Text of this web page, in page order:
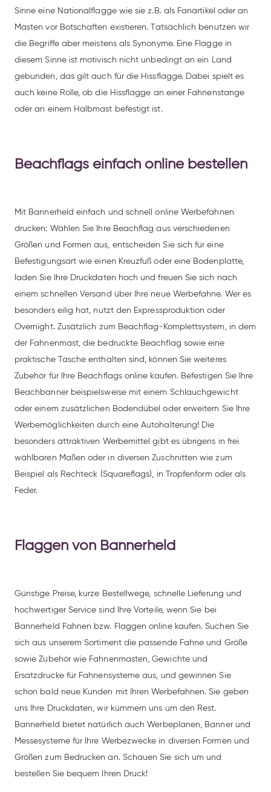
Sinne eine Nationalflagge wie sie z.B. als Fanartikel oder an
Masten vor Botschaften existieren. Tatsächlich benutzen wir
die Begriffe aber meistens als Synonyme. Eine Flagge in
diesem Sinne ist motivisch nicht unbedingt an ein Land
gebunden, das gilt auch für die Hissflagge. Dabei spielt es
auch keine Rolle, ob die Hissflagge an einer Fahnenstange
oder an einem Halbmast befestigt ist.
Beachflags einfach online bestellen
Mit Bannerheld einfach und schnell online Werbefahnen
drucken: Wählen Sie Ihre Beachflag aus verschiedenen
Größen und Formen aus, entscheiden Sie sich für eine
Befestigungsart wie einen Kreuzfuß oder eine Bodenplatte,
laden Sie Ihre Druckdaten hoch und freuen Sie sich nach
einem schnellen Versand über Ihre neue Werbefahne. Wer es
besonders eilig hat, nutzt den Expressproduktion oder
Overnight. Zusätzlich zum Beachflag-Komplettsystem, in dem
der Fahnenmast, die bedruckte Beachflag sowie eine
praktische Tasche enthalten sind, können Sie weiteres
Zubehör für Ihre Beachflags online kaufen. Befestigen Sie Ihre
Beachbanner beispielsweise mit einem Schlauchgewicht
oder einem zusätzlichen Bodendübel oder erweitern Sie Ihre
Werbemöglichkeiten durch eine Autohalterung! Die
besonders attraktiven Werbemittel gibt es übrigens in frei
wählbaren Maßen oder in diversen Zuschnitten wie zum
Beispiel als Rechteck (Squareflags), in Tropfenform oder als
Feder.
Flaggen von Bannerheld
Günstige Preise, kurze Bestellwege, schnelle Lieferung und
hochwertiger Service sind Ihre Vorteile, wenn Sie bei
Bannerheld Fahnen bzw. Flaggen online kaufen. Suchen Sie
sich aus unserem Sortiment die passende Fahne und Größe
sowie Zubehör wie Fahnenmasten, Gewichte und
Ersatzdrucke für Fahnensysteme aus, und gewinnen Sie
schon bald neue Kunden mit Ihren Werbefahnen. Sie geben
uns Ihre Druckdaten, wir kümmern uns um den Rest.
Bannerheld bietet natürlich auch Werbeplanen, Banner und
Messesysteme für Ihre Werbezwecke in diversen Formen und
Größen zum Bedrucken an. Schauen Sie sich um und
bestellen Sie bequem Ihren Druck!